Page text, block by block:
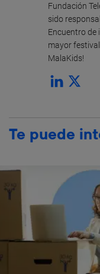
Fundación
sido
Encuentro de
mayor
MalaKids!
Te puede